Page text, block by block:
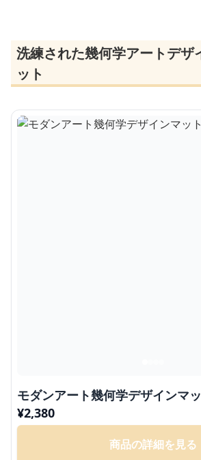
洗練された幾何学アートデザ
ット
モダンアート幾何学デザインマ
¥2,380
商品の詳細を見る